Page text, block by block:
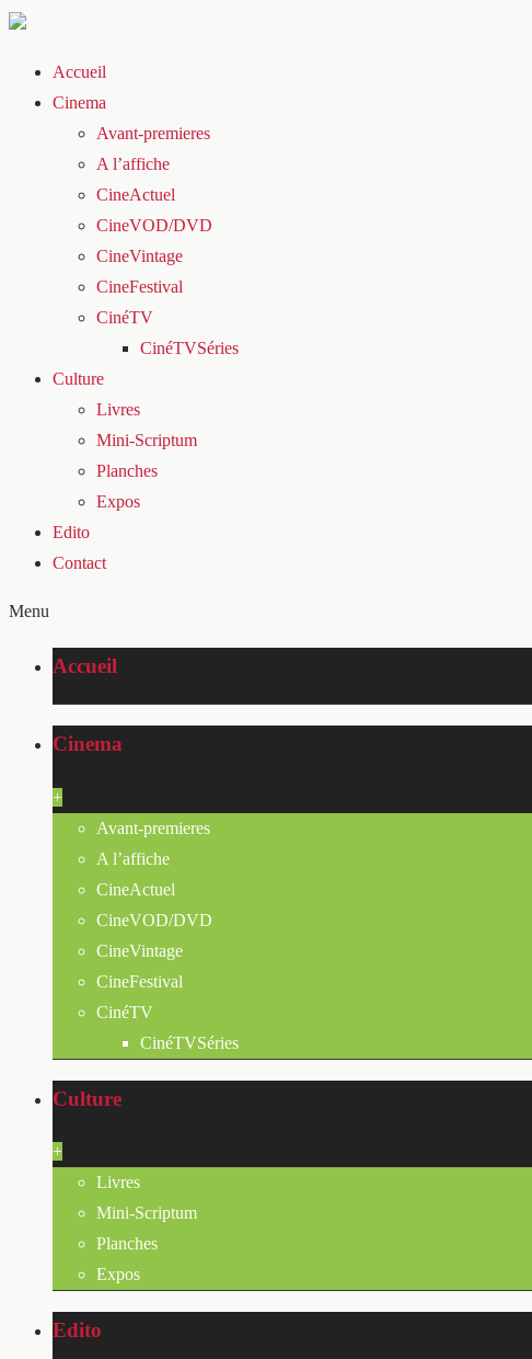
Accueil
Cinema
Avant-premieres
A l’affiche
CineActuel
CineVOD/DVD
CineVintage
CineFestival
CinéTV
CinéTVSéries
Culture
Livres
Mini-Scriptum
Planches
Expos
Edito
Contact
Menu
Accueil
Cinema
+
Avant-premieres
A l’affiche
CineActuel
CineVOD/DVD
CineVintage
CineFestival
CinéTV
CinéTVSéries
Culture
+
Livres
Mini-Scriptum
Planches
Expos
Edito